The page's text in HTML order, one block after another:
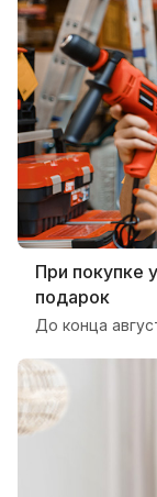
При покупке
подарок
До конца